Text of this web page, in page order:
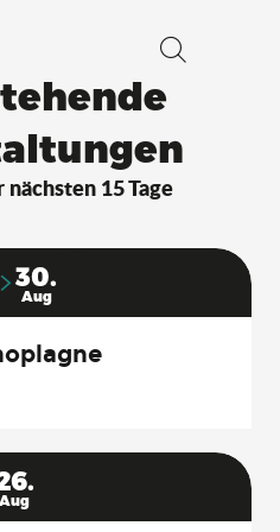
Suche
15 Tage
30.
Aug
Aug